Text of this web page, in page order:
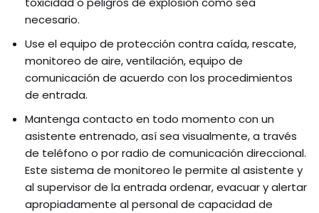
necesario.
Use el equipo de protección contra caída, rescate,
monitoreo de aire, ventilación, equipo de
comunicación de acuerdo con los procedimientos
de entrada.
Mantenga contacto en todo momento con un
asistente entrenado, así sea visualmente, a través
de teléfono o por radio de comunicación direccional.
Este sistema de monitoreo le permite al asistente y
al supervisor de la entrada ordenar, evacuar y alertar
apropiadamente al personal de capacidad de